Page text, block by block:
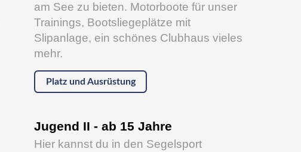
am See zu bieten. Motorboote für unser
Trainings, Bootsliegeplätze mit
Slipanlage, ein schönes Clubhaus vieles
mehr.
Platz und Ausrüstung
Jugend II - ab 15 Jahre
Hier kannst du in den Segelsport